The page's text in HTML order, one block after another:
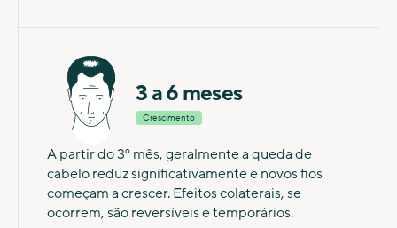
3 a 6 meses
Crescimento
A partir do 3º mês, geralmente a queda de
cabelo reduz significativamente e novos fios
começam a crescer. Efeitos colaterais, se
ocorrem, são reversíveis e temporários.